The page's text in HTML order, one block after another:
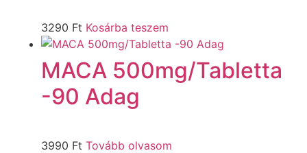
3290 Ft Kosárba teszem
MACA 500mg/Tabletta
-90 Adag
3990 Ft Tovább olvasom